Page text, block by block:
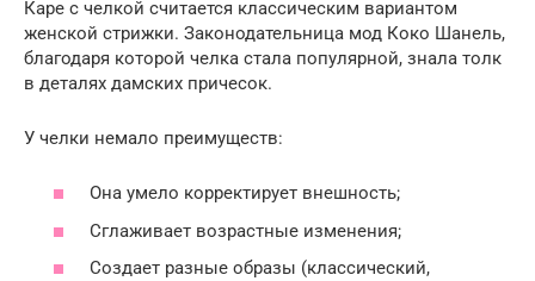
Каре с челкой считается классическим вариантом
женской стрижки. Законодательница мод Коко Шанель,
благодаря которой челка стала популярной, знала толк
в деталях дамских причесок.
У челки немало преимуществ:
Она умело корректирует внешность;
Сглаживает возрастные изменения;
Создает разные образы (классический,